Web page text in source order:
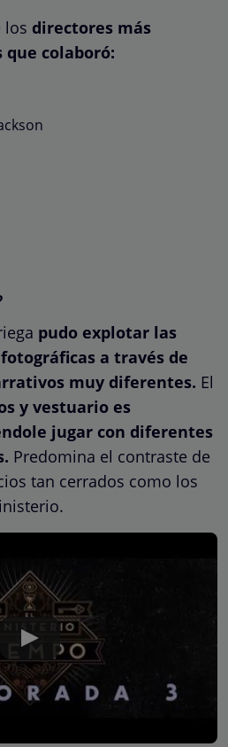
los directores más
colaboró:
pudo explotar las
a través de
muy diferentes. El
y vestuario es
jugar con diferentes
Predomina el contraste de
tan cerrados como los